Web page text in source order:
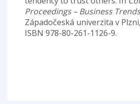
Proceedings – Business
Západočeská univerzita v
ISBN 978-80-261-1126-9.